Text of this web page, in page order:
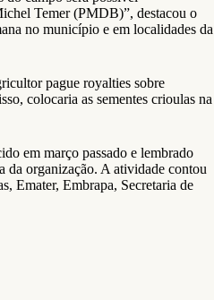
Temer (PMDB)”, destacou o
no município e em localidades da
pague royalties sobre
colocaria as sementes crioulas na
em março passado e lembrado
da organização. A atividade contou
Emater, Embrapa, Secretaria de